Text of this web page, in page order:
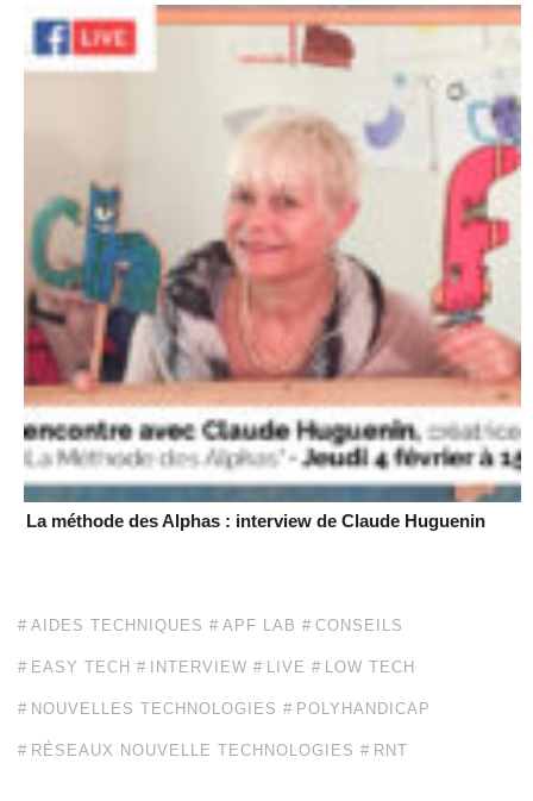
La méthode des Alphas : interview de Claude Huguenin
AIDES TECHNIQUES APF LAB CONSEILS
EASY TECH INTERVIEW LIVE LOW TECH
NOUVELLES TECHNOLOGIES POLYHANDICAP
RÉSEAUX NOUVELLE TECHNOLOGIES RNT